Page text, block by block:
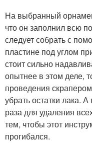
На выбранный
что он заполнил всю
следует собрать с
пластине под углом
стоит сильно
опытнее в этом деле,
проведения
убрать остатки лака.
раза для удаления
тем, чтобы этот
прогибался.